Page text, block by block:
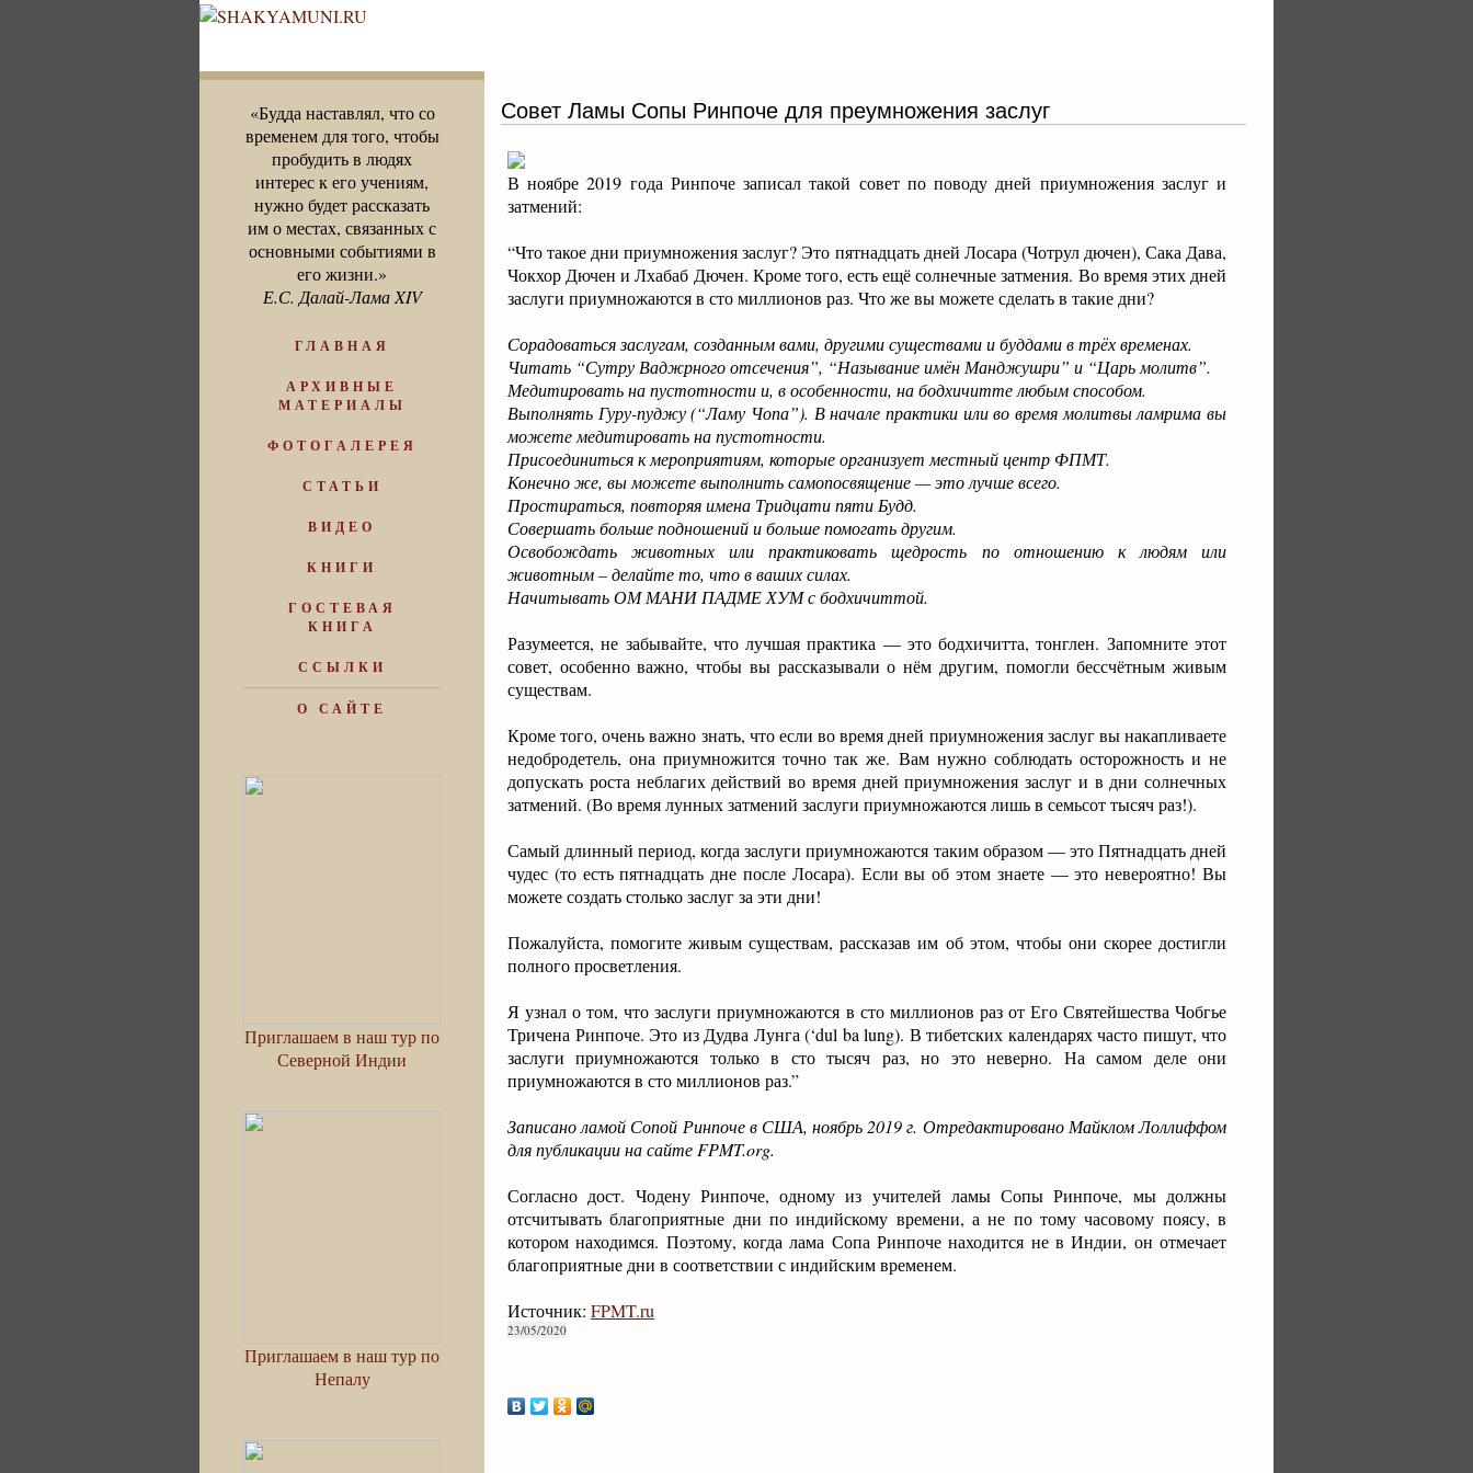
«Будда наставлял, что со
временем для того, чтобы
пробудить в людях
интерес к его учениям,
нужно будет рассказать
им о местах, связанных с
основными событиями в
его жизни.»
Е.С. Далай-Лама XIV
ГЛАВНАЯ
АРХИВНЫЕ
МАТЕРИАЛЫ
ФОТОГАЛЕРЕЯ
СТАТЬИ
ВИДЕО
КНИГИ
ГОСТЕВАЯ
КНИГА
ССЫЛКИ
О САЙТЕ
Приглашаем в наш тур по
Северной Индии
Приглашаем в наш тур по
Непалу
Совет Ламы Сопы Ринпоче для преумножения заслуг
В ноябре 2019 года Ринпоче записал такой совет по поводу дней приумножения заслуг и
затмений:
“Что такое дни приумножения заслуг? Это пятнадцать дней Лосара (Чотрул дючен), Сака Дава,
Чокхор Дючен и Лхабаб Дючен. Кроме того, есть ещё солнечные затмения. Во время этих дней
заслуги приумножаются в сто миллионов раз. Что же вы можете сделать в такие дни?
Сорадоваться заслугам, созданным вами, другими существами и буддами в трёх временах.
Читать “Сутру Ваджрного отсечения”, “Называние имён Манджушри” и “Царь молитв”.
Медитировать на пустотности и, в особенности, на бодхичитте любым способом.
Выполнять Гуру-пуджу (“Ламу Чопа”). В начале практики или во время молитвы ламрима вы
можете медитировать на пустотности.
Присоединиться к мероприятиям, которые организует местный центр ФПМТ.
Конечно же, вы можете выполнить самопосвящение — это лучше всего.
Простираться, повторяя имена Тридцати пяти Будд.
Совершать больше подношений и больше помогать другим.
Освобождать животных или практиковать щедрость по отношению к людям или
животным – делайте то, что в ваших силах.
Начитывать ОМ МАНИ ПАДМЕ ХУМ с бодхичиттой.
Разумеется, не забывайте, что лучшая практика — это бодхичитта, тонглен. Запомните этот
совет, особенно важно, чтобы вы рассказывали о нём другим, помогли бессчётным живым
существам.
Кроме того, очень важно знать, что если во время дней приумножения заслуг вы накапливаете
недобродетель, она приумножится точно так же. Вам нужно соблюдать осторожность и не
допускать роста неблагих действий во время дней приумножения заслуг и в дни солнечных
затмений. (Во время лунных затмений заслуги приумножаются лишь в семьсот тысяч раз!).
Самый длинный период, когда заслуги приумножаются таким образом — это Пятнадцать дней
чудес (то есть пятнадцать дне после Лосара). Если вы об этом знаете — это невероятно! Вы
можете создать столько заслуг за эти дни!
Пожалуйста, помогите живым существам, рассказав им об этом, чтобы они скорее достигли
полного просветления.
Я узнал о том, что заслуги приумножаются в сто миллионов раз от Его Святейшества Чобгье
Тричена Ринпоче. Это из Дудва Лунга (‘dul ba lung). В тибетских календарях часто пишут, что
заслуги приумножаются только в сто тысяч раз, но это неверно. На самом деле они
приумножаются в сто миллионов раз.”
Записано ламой Сопой Ринпоче в США, ноябрь 2019 г. Отредактировано Майклом Лоллиффом
для публикации на сайте FPMT.org.
Согласно дост. Чодену Ринпоче, одному из учителей ламы Сопы Ринпоче, мы должны
отсчитывать благоприятные дни по индийскому времени, а не по тому часовому поясу, в
котором находимся. Поэтому, когда лама Сопа Ринпоче находится не в Индии, он отмечает
благоприятные дни в соответствии с индийским временем.
Источник: FPMT.ru
23/05/2020